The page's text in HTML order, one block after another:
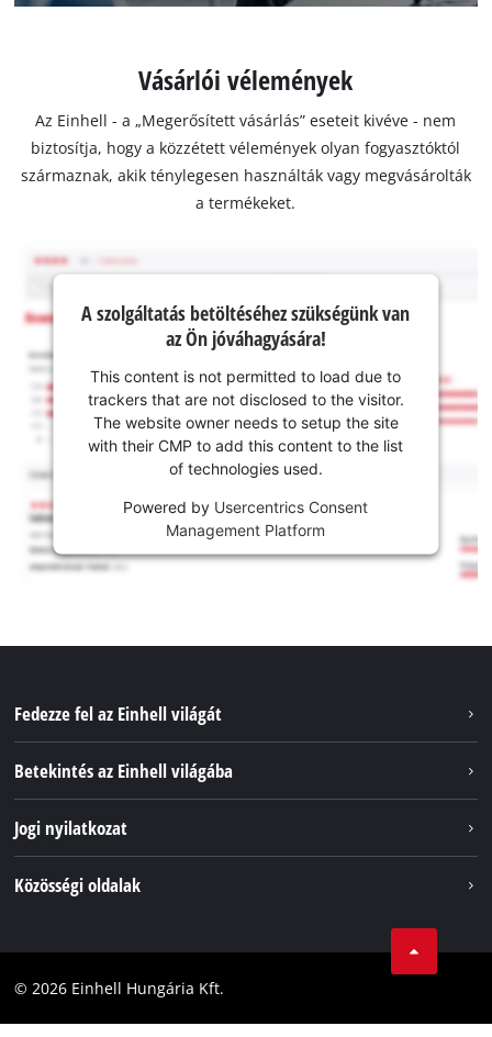
Vásárlói vélemények
Az Einhell - a „Megerősített vásárlás” eseteit kivéve - nem
biztosítja, hogy a közzétett vélemények olyan fogyasztóktól
származnak, akik ténylegesen használták vagy megvásárolták
a termékeket.
A szolgáltatás betöltéséhez szükségünk van
az Ön jóváhagyására!
This content is not permitted to load due to
trackers that are not disclosed to the visitor.
The website owner needs to setup the site
with their CMP to add this content to the list
of technologies used.
Powered by Usercentrics Consent
Management Platform
Fedezze fel az Einhell világát
Betekintés az Einhell világába
Az Einhell világszerte
Jogi nyilatkozat
Akadálymentesítési Nyilatkozat
Közösségi oldalak
Facebook
© 2026 Einhell Hungária Kft.